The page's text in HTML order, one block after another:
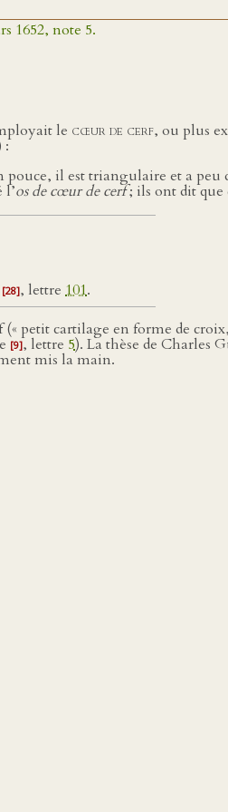
1652, note 5.
le cœur de cerf, ou plus
:
pouce, il est triangulaire et a peu
l’os de cœur de cerf; ils ont dit que
[28], lettre 101.
petit cartilage en forme de
[9], lettre 5). La thèse de Charles
mis la main.